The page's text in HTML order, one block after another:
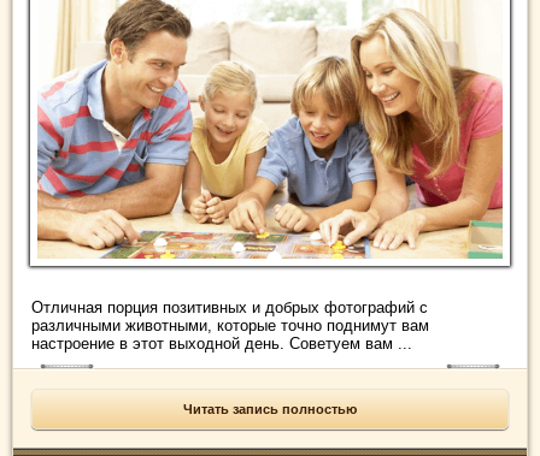
Отличная порция позитивных и добрых фотографий с
различными животными, которые точно поднимут вам
настроение в этот выходной день. Советуем вам ...
Читать запись полностью